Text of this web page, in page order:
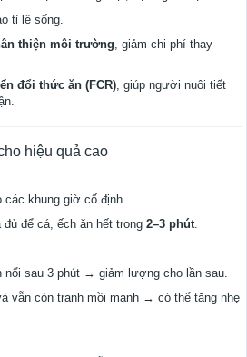
tỉ lệ sống.
thiện môi trường, giảm chi phí thay
đổi thức ăn (FCR), giúp người nuôi tiết
hiệu quả cao
các khung giờ cố định.
để cá, ếch ăn hết trong 2–3 phút.
nổi sau 3 phút → giảm lượng cho lần sau.
vẫn còn tranh mồi mạnh → có thể tăng nhẹ